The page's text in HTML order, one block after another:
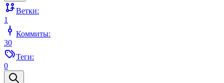
Ветки:
1
Коммиты:
30
Теги:
0